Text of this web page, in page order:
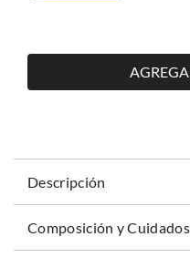
Descripción
Composición y Cuidados